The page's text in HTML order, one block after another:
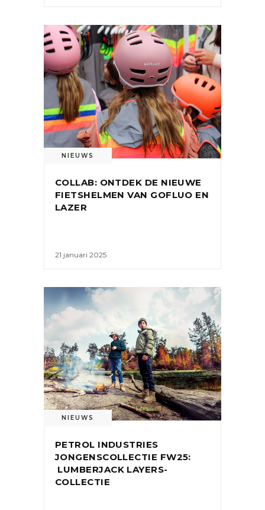
NIEUWS
COLLAB: ONTDEK DE NIEUWE
FIETSHELMEN VAN GOFLUO EN
LAZER
21 januari 2025
NIEUWS
PETROL INDUSTRIES
JONGENSCOLLECTIE FW25:
LUMBERJACK LAYERS-
COLLECTIE